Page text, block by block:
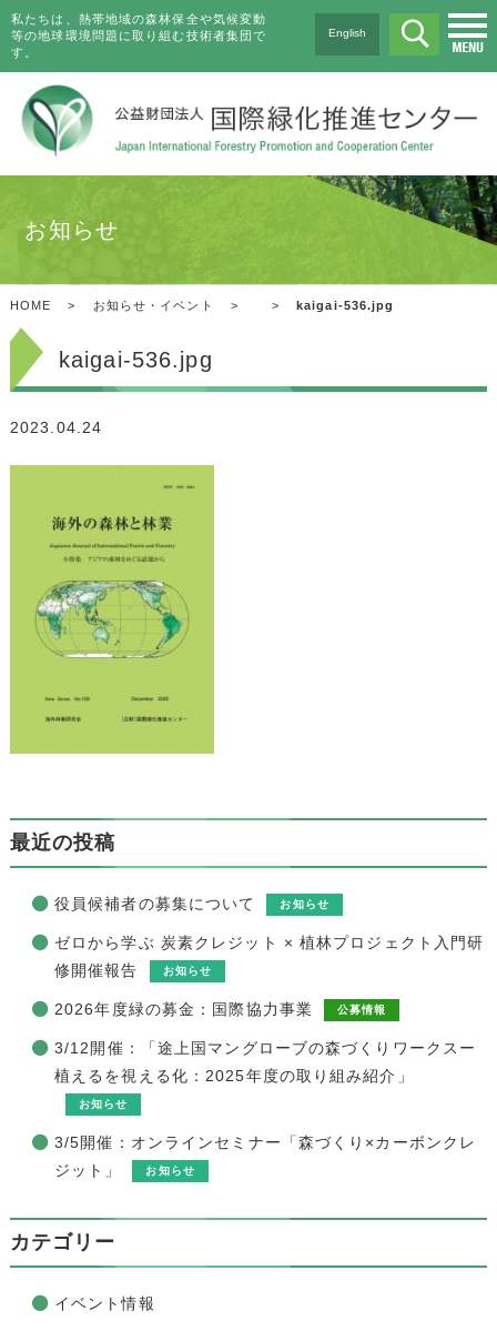
私たちは、熱帯地域の森林保全や気候変動
等の地球環境問題に取り組む技術者集団で
す。
English
お知らせ
HOME > お知らせ・イベント > > kaigai-536.jpg
kaigai-536.jpg
2023.04.24
最近の投稿
役員候補者の募集について お知らせ
ゼロから学ぶ 炭素クレジット × 植林プロジェクト入門研
修開催報告
お知らせ
2026年度緑の募金：国際協力事業 公募情報
3/12開催：「途上国マングローブの森づくりワークスー
植えるを視える化：2025年度の取り組み紹介」
お知らせ
3/5開催：オンラインセミナー「森づくり×カーボンクレ
ジット」
お知らせ
カテゴリー
イベント情報